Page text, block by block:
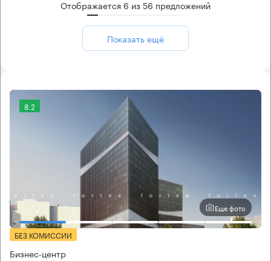
Отображается 6 из56 предложений
Показать ещё
8.2
Еще фото
БЕЗ КОМИССИИ
Бизнес-центр